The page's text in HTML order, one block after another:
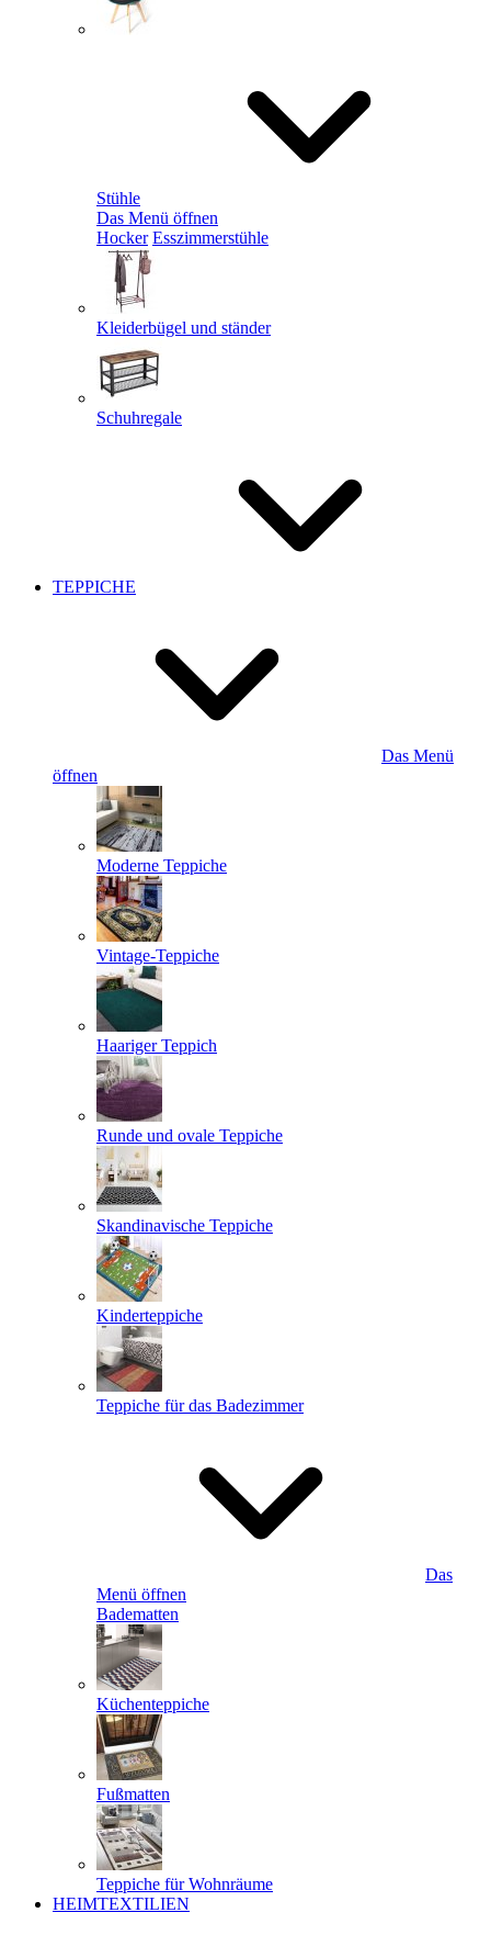
Stühle
Das Menü öffnen
Hocker Esszimmerstühle
Kleiderbügel und ständer
Schuhregale
TEPPICHE
Das Menü
öffnen
Moderne Teppiche
Vintage-Teppiche
Haariger Teppich
Runde und ovale Teppiche
Skandinavische Teppiche
Kinderteppiche
Teppiche für das Badezimmer
Das
Menü öffnen
Badematten
Küchenteppiche
Fußmatten
Teppiche für Wohnräume
HEIMTEXTILIEN